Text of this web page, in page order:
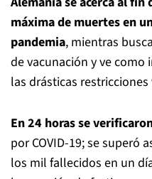
máxima de muertes en
pandemia, mientras
de vacunación y ve
las drásticas restricciones
En 24 horas se
por COVID-19; se superó
los mil fallecidos en un